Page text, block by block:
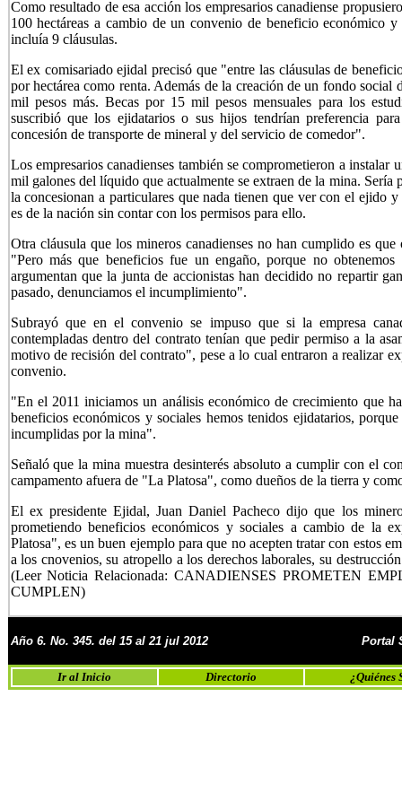
Como resultado de esa acción los empresarios canadiense
100 hectáreas a cambio de un convenio de beneficio económico
incluía 9 cláusulas.
El ex comisariado ejidal precisó que "entre las cláusulas de
por hectárea como renta. Además de la creación de un fondo
mil pesos más. Becas por 15 mil pesos mensuales para los
suscribió que los ejidatarios o sus hijos tendrían preferencia
concesión de transporte de mineral y del servicio de comedor".
Los empresarios canadienses también se comprometieron a instalar
mil galones del líquido que actualmente se extraen de la mina. Sería
la concesionan a particulares que nada tienen que ver con el ejido
es de la nación sin contar con los permisos para ello.
Otra cláusula que los mineros canadienses no han cumplido es
"Pero más que beneficios fue un engaño, porque no
argumentan que la junta de accionistas han decidido no repartir
pasado, denunciamos el incumplimiento".
Subrayó que en el convenio se impuso que si la empresa
contempladas dentro del contrato tenían que pedir permiso a la
motivo de recisión del contrato", pese a lo cual entraron a realizar
convenio.
"En el 2011 iniciamos un análisis económico de crecimiento que
beneficios económicos y sociales hemos tenidos ejidatarios,
incumplidas por la mina".
Señaló que la mina muestra desinterés absoluto a cumplir con el
campamento afuera de "La Platosa", como dueños de la tierra y
El ex presidente Ejidal, Juan Daniel Pacheco dijo que los
prometiendo beneficios económicos y sociales a cambio de la
Platosa", es un buen ejemplo para que no acepten tratar con estos
a los cnovenios, su atropello a los derechos laborales, su
(Leer Noticia Relacionada: CANADIENSES PROMETEN
CUMPLEN)
Año 6. No. 345. del 15 al 21 jul 2012 Portal
Ir al Inicio Directorio ¿Quiénes